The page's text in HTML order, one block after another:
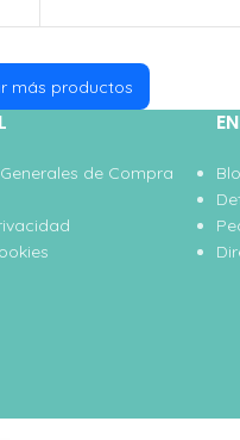
más productos
de Compra